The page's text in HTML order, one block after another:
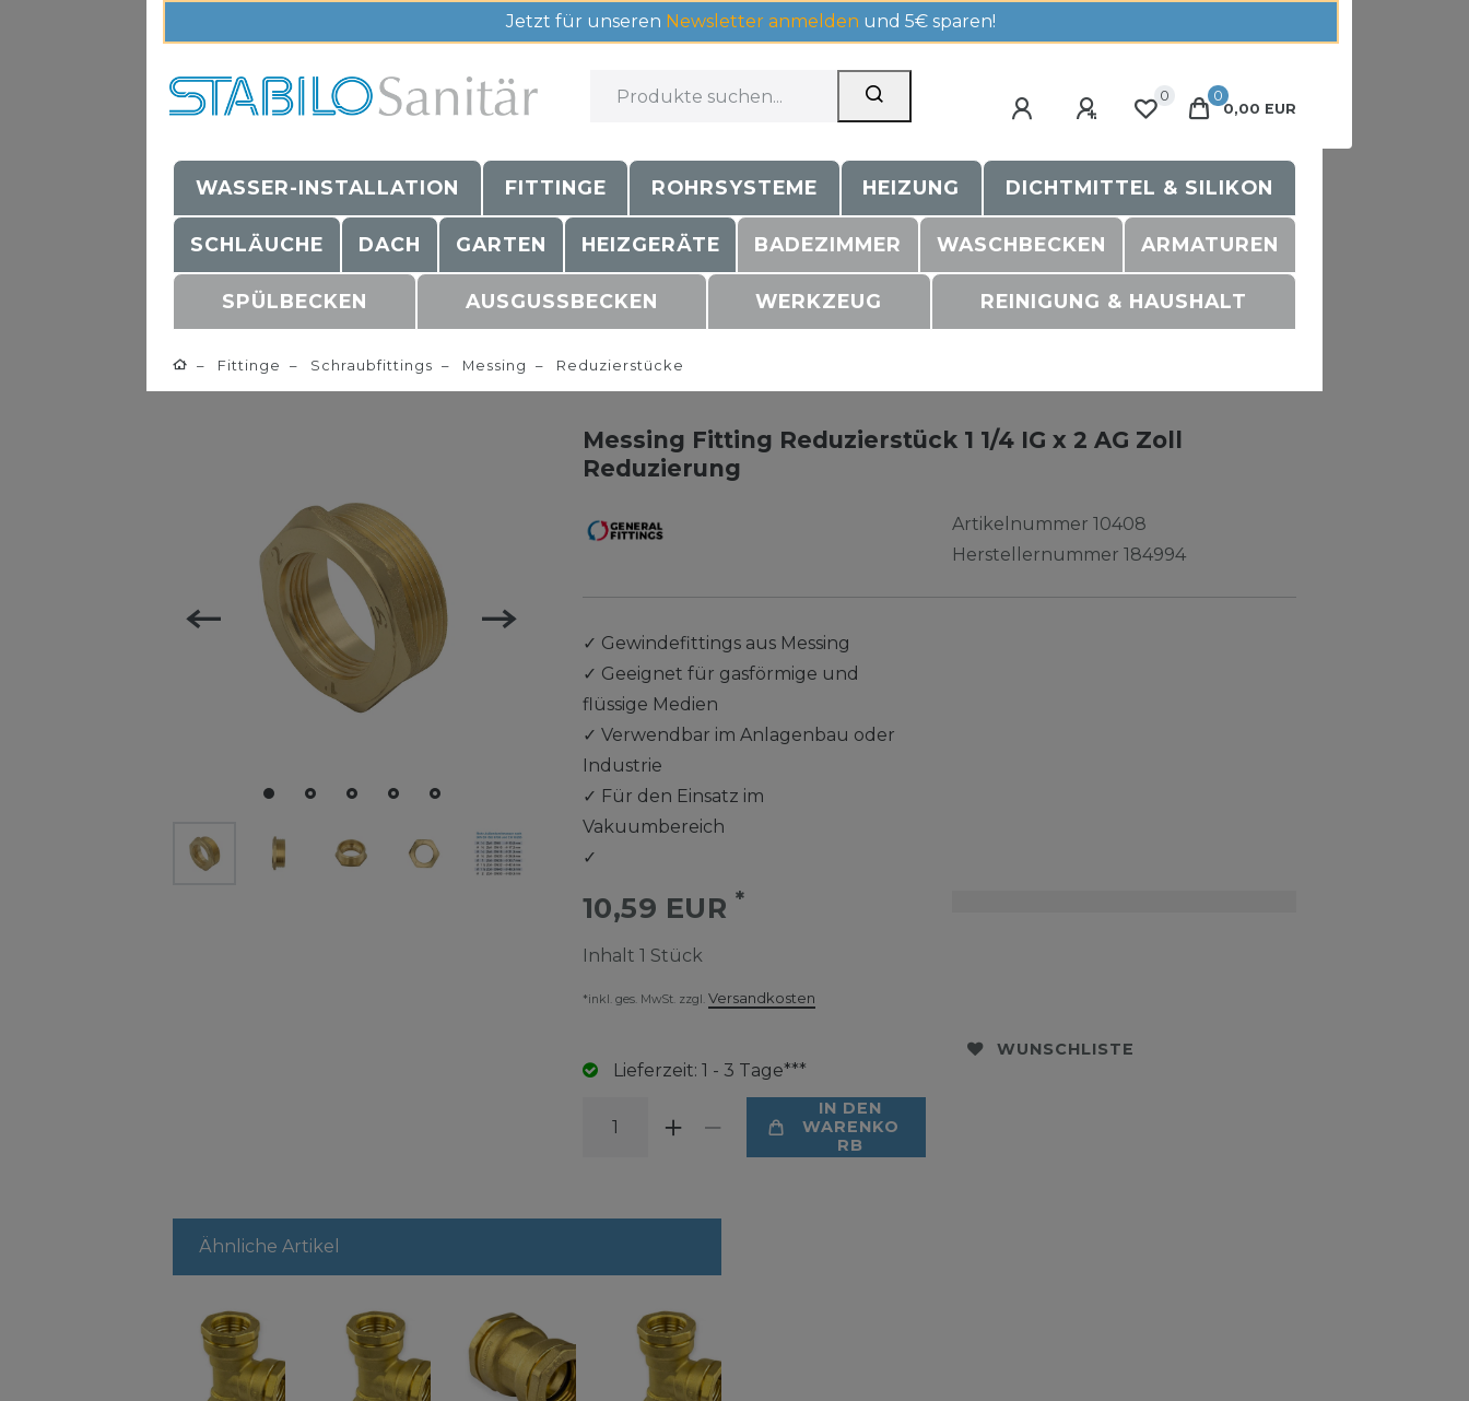
Jetzt für unseren Newsletter anmelden und 5€ sparen!
0
0
0,00 EUR
WASSER-INSTALLATION FITTINGE ROHRSYSTEME HEIZUNG DICHTMITTEL & SILIKON
SCHLÄUCHE DACH GARTEN HEIZGERÄTE BADEZIMMER WASCHBECKEN ARMATUREN
SPÜLBECKEN AUSGUSSBECKEN WERKZEUG REINIGUNG & HAUSHALT
Fittinge Schraubfittings Messing Reduzierstücke
Messing Fitting Reduzierstück 1 1/4 IG x 2 AG Zoll
Reduzierung
Artikelnummer10408
Herstellernummer184994
✓ Gewindefittings aus Messing
✓ Geeignet für gasförmige und
flüssige Medien
✓ Verwendbar im Anlagenbau oder
Industrie
✓ Für den Einsatz im
Vakuumbereich
✓
10,59 EUR *
Inhalt 1 Stück
*inkl. ges. MwSt. zzgl. Versandkosten
Lieferzeit: 1 - 3 Tage***
IN DEN
WARENKO
RB
WUNSCHLISTE
Ähnliche Artikel